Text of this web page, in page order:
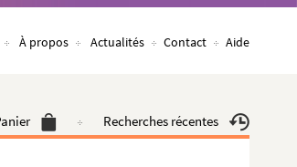
À propos Actualités Contact Aide
Recherches récentes